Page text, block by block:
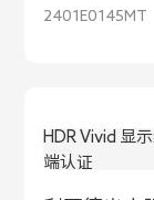
2401E0145MT
HDR Vivid 显
端认证